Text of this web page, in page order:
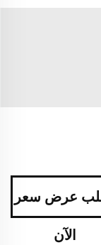
عرض سعر
الآن